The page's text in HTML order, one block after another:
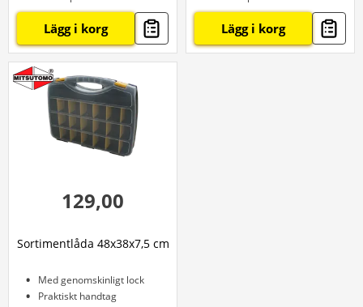
Lägg i korg Lägg i korg
129,00
Sortimentlåda 48x38x7,5 cm
Med genomskinligt lock
Praktiskt handtag